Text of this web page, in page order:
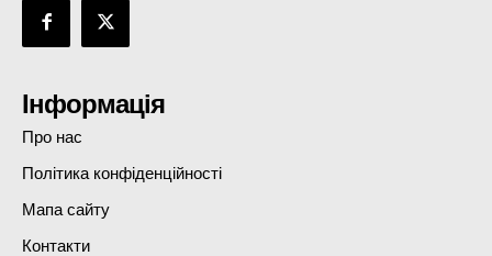
Інформація
Про нас
Політика конфіденційності
Мапа сайту
Контакти